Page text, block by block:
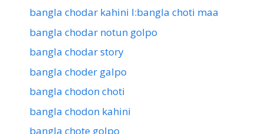
bangla chodar kahini l:bangla choti maa
bangla chodar notun golpo
bangla chodar story
bangla choder galpo
bangla chodon choti
bangla chodon kahini
bangla chote golpo